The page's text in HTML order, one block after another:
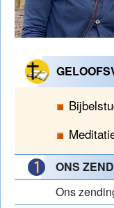
ONS
Ons